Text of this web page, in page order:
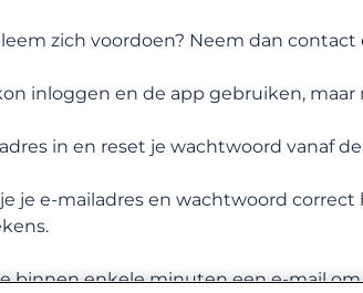
CATEGORIEËN
slag gaan
zich voordoen? Neem dan contact
inloggen en de app gebruiken,
in en reset je wachtwoord vanaf
je e-mailadres en wachtwoord
binnen enkele minuten een e-mail